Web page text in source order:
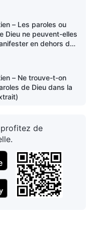
– Les paroles ou
Dieu ne peuvent-elles
en dehors de
– Ne trouve-t-on
de Dieu dans la
– Toutes les
l'œuvre de Dieu sont-
dans la Bible ?
– Est-ce que croire
équivaut à croire en
profitez de